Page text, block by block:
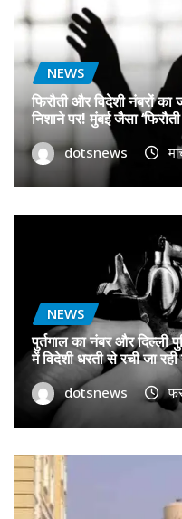
NEWS
फिरौती और विदेशी नंबरों
निशाने पर! मुंबई जैसा
dotsnews
NEWS
पुर्तगाल का नंबर और दिल्ली
में विदेशी धरती से रची जा
dotsnews